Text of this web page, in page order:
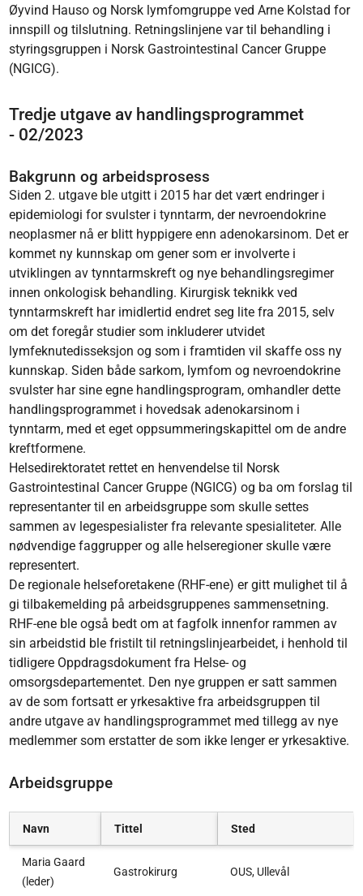
Øyvind Hauso og Norsk lymfomgruppe ved Arne Kolstad for
innspill og tilslutning. Retningslinjene var til behandling i
styringsgruppen i Norsk Gastrointestinal Cancer Gruppe
(NGICG).
Tredje utgave av handlingsprogrammet
- 02/2023
Bakgrunn og arbeidsprosess
Siden 2. utgave ble utgitt i 2015 har det vært endringer i
epidemiologi for svulster i tynntarm, der nevroendokrine
neoplasmer nå er blitt hyppigere enn adenokarsinom. Det er
kommet ny kunnskap om gener som er involverte i
utviklingen av tynntarmskreft og nye behandlingsregimer
innen onkologisk behandling. Kirurgisk teknikk ved
tynntarmskreft har imidlertid endret seg lite fra 2015, selv
om det foregår studier som inkluderer utvidet
lymfeknutedisseksjon og som i framtiden vil skaffe oss ny
kunnskap. Siden både sarkom, lymfom og nevroendokrine
svulster har sine egne handlingsprogram, omhandler dette
handlingsprogrammet i hovedsak adenokarsinom i
tynntarm, med et eget oppsummeringskapittel om de andre
kreftformene.
Helsedirektoratet rettet en henvendelse til Norsk
Gastrointestinal Cancer Gruppe (NGICG) og ba om forslag til
representanter til en arbeidsgruppe som skulle settes
sammen av legespesialister fra relevante spesialiteter. Alle
nødvendige faggrupper og alle helseregioner skulle være
representert.
De regionale helseforetakene (RHF-ene) er gitt mulighet til å
gi tilbakemelding på arbeidsgruppenes sammensetning.
RHF-ene ble også bedt om at fagfolk innenfor rammen av
sin arbeidstid ble fristilt til retningslinjearbeidet, i henhold til
tidligere Oppdragsdokument fra Helse- og
omsorgsdepartementet. Den nye gruppen er satt sammen
av de som fortsatt er yrkesaktive fra arbeidsgruppen til
andre utgave av handlingsprogrammet med tillegg av nye
medlemmer som erstatter de som ikke lenger er yrkesaktive.
Arbeidsgruppe
Navn Tittel Sted
Maria Gaard
(leder)
Gastrokirurg OUS, Ullevål